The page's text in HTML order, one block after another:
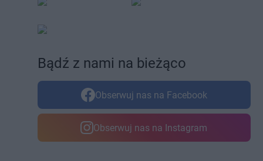
Bądź z nami na bieżąco
Obserwuj nas na Facebook
Obserwuj nas na Instagram